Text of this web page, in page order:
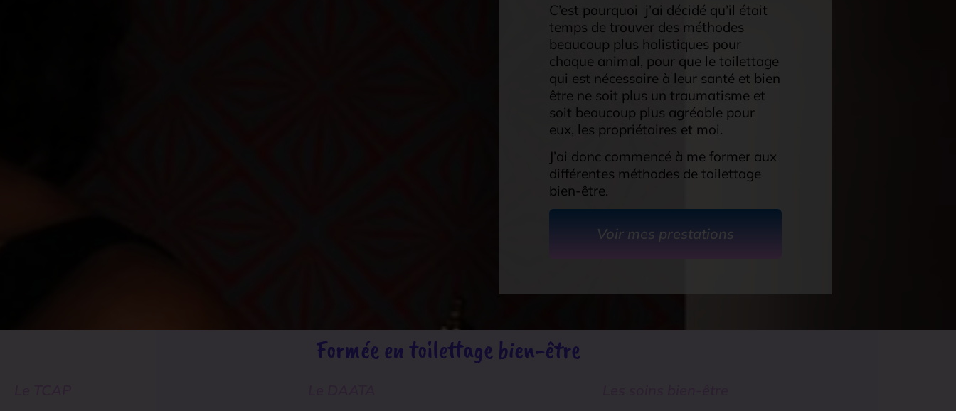
C’est pourquoi j’ai décidé qu’il était
temps de trouver des méthodes
beaucoup plus holistiques pour
chaque animal, pour que le toilettage
qui est nécessaire à leur santé et bien
être ne soit plus un traumatisme et
soit beaucoup plus agréable pour
eux, les propriétaires et moi.
J’ai donc commencé à me former aux
différentes méthodes de toilettage
bien-être.
Voir mes prestations
Formée en toilettage bien-être